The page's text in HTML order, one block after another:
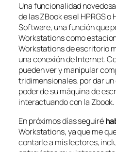
Una funcionalidad
de las ZBook es el HPRGS
Software, una función que
Workstations como
Workstations de escritorio
una conexión de Internet.
pueden ver y manipular
tridimensionales, por dar
poder de su máquina de
interactuando con la Zbook.
En próximos días seguiré
Workstations, ya que me
contarle a mis lectores,